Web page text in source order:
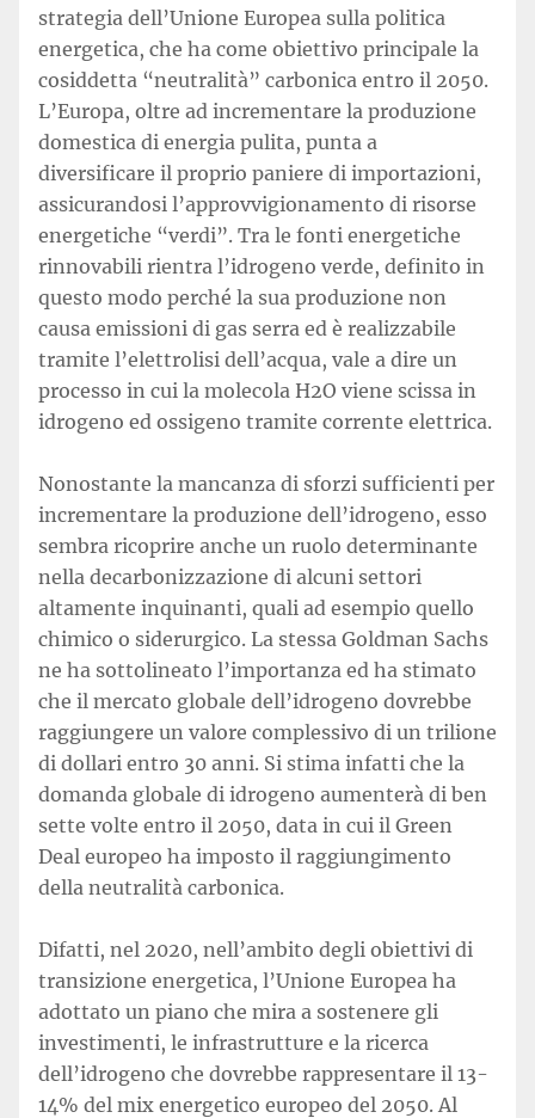
strategia dell’Unione Europea sulla politica
energetica, che ha come obiettivo principale la
cosiddetta “neutralità” carbonica entro il 2050.
L’Europa, oltre ad incrementare la produzione
domestica di energia pulita, punta a
diversificare il proprio paniere di importazioni,
assicurandosi l’approvvigionamento di risorse
energetiche “verdi”. Tra le fonti energetiche
rinnovabili rientra l’idrogeno verde, definito in
questo modo perché la sua produzione non
causa emissioni di gas serra ed è realizzabile
tramite l’elettrolisi dell’acqua, vale a dire un
processo in cui la molecola H2O viene scissa in
idrogeno ed ossigeno tramite corrente elettrica.
Nonostante la mancanza di sforzi sufficienti per
incrementare la produzione dell’idrogeno, esso
sembra ricoprire anche un ruolo determinante
nella decarbonizzazione di alcuni settori
altamente inquinanti, quali ad esempio quello
chimico o siderurgico. La stessa Goldman Sachs
ne ha sottolineato l’importanza ed ha stimato
che il mercato globale dell’idrogeno dovrebbe
raggiungere un valore complessivo di un trilione
di dollari entro 30 anni. Si stima infatti che la
domanda globale di idrogeno aumenterà di ben
sette volte entro il 2050, data in cui il Green
Deal europeo ha imposto il raggiungimento
della neutralità carbonica.
Difatti, nel 2020, nell’ambito degli obiettivi di
transizione energetica, l’Unione Europea ha
adottato un piano che mira a sostenere gli
investimenti, le infrastrutture e la ricerca
dell’idrogeno che dovrebbe rappresentare il 13-
14% del mix energetico europeo del 2050. Al